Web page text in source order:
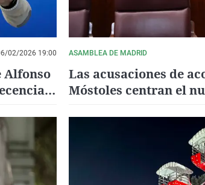
02/2026 19:00
Alfonso
ASAMBLEA DE MADRID
Las acusaciones de
Móstoles centran el